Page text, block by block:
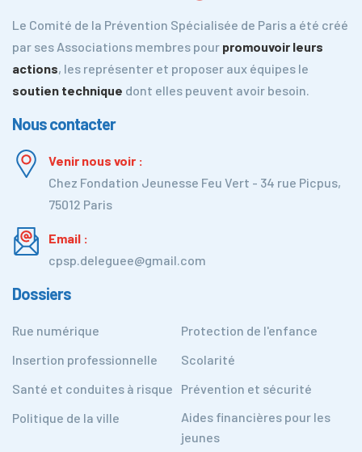
Le Comité de la Prévention Spécialisée de Paris a été créé
par ses Associations membres pour promouvoir leurs
actions, les représenter et proposer aux équipes le
soutien technique dont elles peuvent avoir besoin.
Nous contacter
Venir nous voir :
Chez Fondation Jeunesse Feu Vert - 34 rue Picpus,
75012 Paris
Email :
cpsp.deleguee@gmail.com
Dossiers
Rue numérique
Protection de l'enfance
Insertion professionnelle
Scolarité
Santé et conduites à risque
Prévention et sécurité
Politique de la ville
Aides financières pour les
jeunes